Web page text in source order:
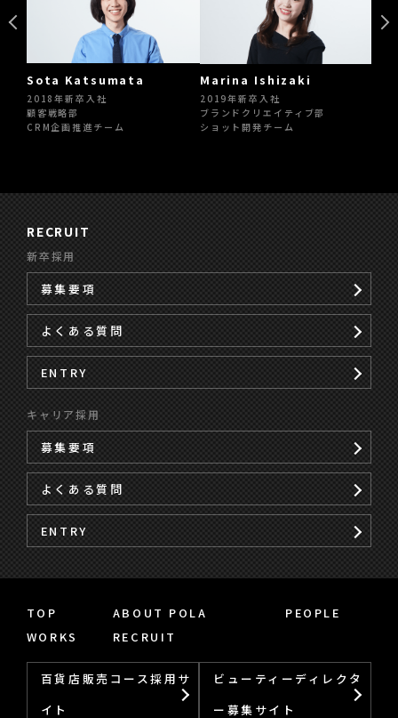
Sota Katsumata
2018年新卒入社
顧客戦略部
CRM企画推進チーム
Marina Ishizaki
2019年新卒入社
ブランドクリエイティブ部
ショット開発チーム
RECRUIT
新卒採用
募集要項
よくある質問
ENTRY
キャリア採用
募集要項
よくある質問
ENTRY
TOP ABOUT POLA
PEOPLE
WORKS
RECRUIT
百貨店販売コース採用サ
イト
ビューティーディレクタ
ー募集サイト